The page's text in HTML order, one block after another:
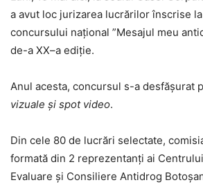
a avut loc jurizarea lucrărilor înscrise
concursului național ”Mesajul meu
de-a XX–a ediție.
Anul acesta, concursul s-a desfășurat
vizuale și spot video.
Din cele 80 de lucrări selectate,
formată din 2 reprezentanți ai
Evaluare și Consiliere Antidrog